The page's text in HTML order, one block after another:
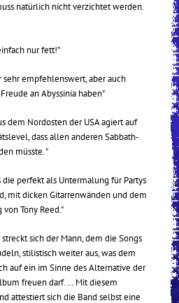
natürlich nicht verzichtet werden.
nur fett!"
sehr empfehlenswert, aber auch
an Abyssinia haben"
dem Nordosten der USA agiert auf
dass allen anderen Sabbath-
müsste. "
die perfekt als Untermalung für Partys
mit dicken Gitarrenwänden und dem
von Tony Reed."
sich der Mann, dem die Songs
stilistisch weiter aus, was dem
auf ein im Sinne des Alternative der
freuen darf. … Mit diesem
attestiert sich die Band selbst eine